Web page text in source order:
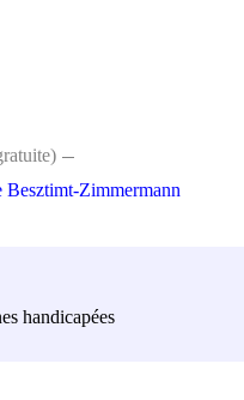
Besztimt-Zimmermann
handicapées